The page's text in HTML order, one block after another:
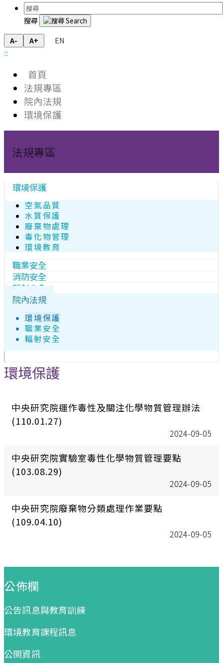
搜尋
A- A+
EN
:::
首頁
法規專區
院內法規
環境保護
法規專區
環境保護
空氣品質
水質保護
廢棄物處理
毒化物管理
環境教育
職業安全
消防安全
輻射安全
院內法規
環境保護
職業安全
輻射安全
環境保護
中央研究院運作毒性及關注化學物質管理辦法
(110.01.27)
2024-09-05
中央研究院實驗室毒性化學物質管理要點
(103.08.29)
2024-09-05
中央研究院廢棄物分類處理作業要點
(109.04.10)
2024-09-05
公佈欄
公告訊息與教育訓練
環境教育課程訊息
公開資訊